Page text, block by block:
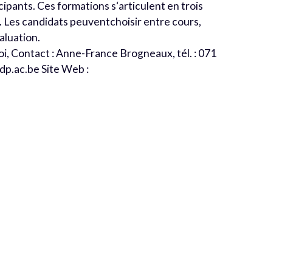
Ces formations s‘articulent en trois
Les candidats peuventchoisir entre cours,
Contact : Anne-France Brogneaux, tél. : 071
Site Web :